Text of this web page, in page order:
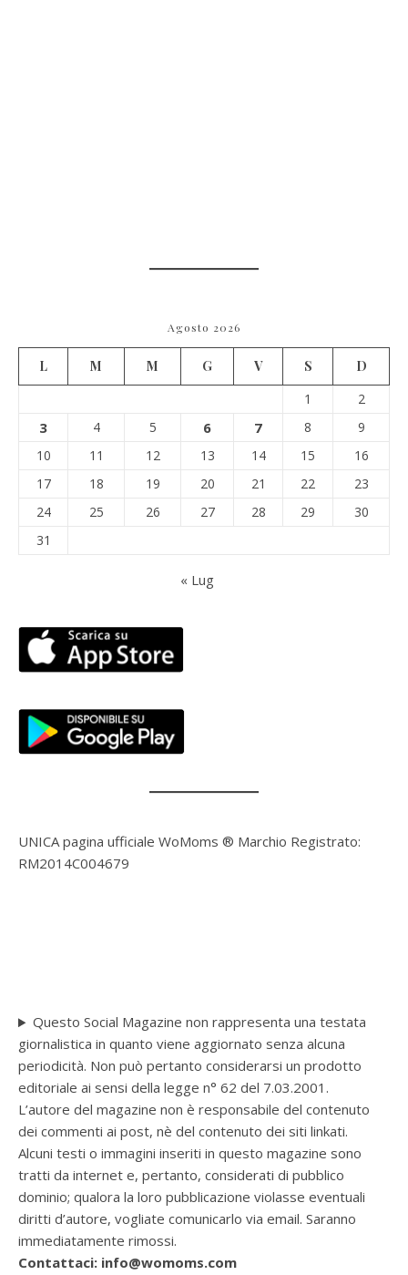
Agosto 2026
L M M G V S
D
1
2
3 4 5 6 7 8
9
10
11 12 13 14 15
16
17
18 19 20 21 22
23
24
25 26 27 28 29
30
31
« Lug
UNICA pagina ufficiale WoMoms ® Marchio Registrato:
RM2014C004679
Questo Social Magazine non rappresenta una testata
giornalistica in quanto viene aggiornato senza alcuna
periodicità. Non può pertanto considerarsi un prodotto
editoriale ai sensi della legge n° 62 del 7.03.2001.
L’autore del magazine non è responsabile del contenuto
dei commenti ai post, nè del contenuto dei siti linkati.
Alcuni testi o immagini inseriti in questo magazine sono
tratti da internet e, pertanto, considerati di pubblico
dominio; qualora la loro pubblicazione violasse eventuali
diritti d’autore, vogliate comunicarlo via email. Saranno
immediatamente rimossi.
Contattaci: info@womoms.com